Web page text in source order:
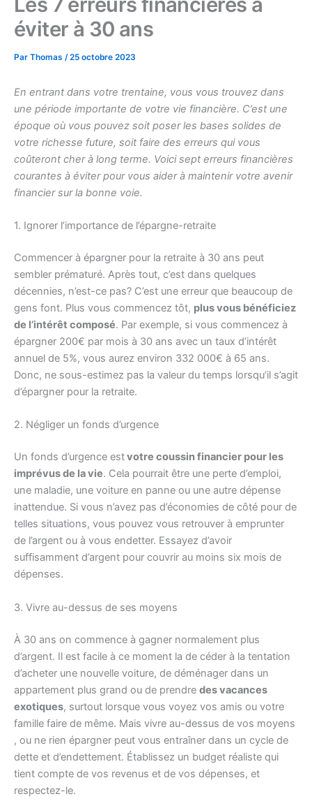
éviter à 30 ans
Par Thomas /25 octobre 2023
En entrant dans votre trentaine, vous vous trouvez dans
une période importante de votre vie financière. C’est une
époque où vous pouvez soit poser les bases solides de
votre richesse future, soit faire des erreurs qui vous
coûteront cher à long terme. Voici sept erreurs financières
courantes à éviter pour vous aider à maintenir votre avenir
financier sur la bonne voie.
1. Ignorer l’importance de l’épargne-retraite
Commencer à épargner pour la retraite à 30 ans peut
sembler prématuré. Après tout, c’est dans quelques
décennies, n’est-ce pas? C’est une erreur que beaucoup de
gens font. Plus vous commencez tôt, plus vous bénéficiez
de l’intérêt composé. Par exemple, si vous commencez à
épargner 200€ par mois à 30 ans avec un taux d’intérêt
annuel de 5%, vous aurez environ 332 000€ à 65 ans.
Donc, ne sous-estimez pas la valeur du temps lorsqu’il s’agit
d’épargner pour la retraite.
2. Négliger un fonds d’urgence
Un fonds d’urgence estvotre coussin financier pour les
imprévus de la vie. Cela pourrait être une perte d’emploi,
une maladie, une voiture en panne ou une autre dépense
inattendue. Si vous n’avez pas d’économies de côté pour de
telles situations, vous pouvez vous retrouver à emprunter
de l’argent ou à vous endetter. Essayez d’avoir
suffisamment d’argent pour couvrir au moins six mois de
dépenses.
3. Vivre au-dessus de ses moyens
À 30 ans on commence à gagner normalement plus
d’argent. Il est facile à ce moment la de céder à la tentation
d’acheter une nouvelle voiture, de déménager dans un
appartement plus grand ou de prendre des vacances
exotiques, surtout lorsque vous voyez vos amis ou votre
famille faire de même. Mais vivre au-dessus de vos moyens
, ou ne rien épargner peut vous entraîner dans un cycle de
dette et d’endettement. Établissez un budget réaliste qui
tient compte de vos revenus et de vos dépenses, et
respectez-le.